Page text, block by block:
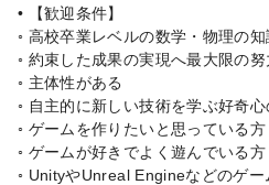
• 【歓迎条件】
◦ 高校卒業レベルの数学・物理の知
◦ 約束した成果の実現へ最大限の努
◦ 主体性がある
◦ 自主的に新しい技術を学ぶ好奇
◦ ゲームを作りたいと思っている方
◦ ゲームが好きでよく遊んでいる方
◦ UnityやUnreal Engineなどのゲ